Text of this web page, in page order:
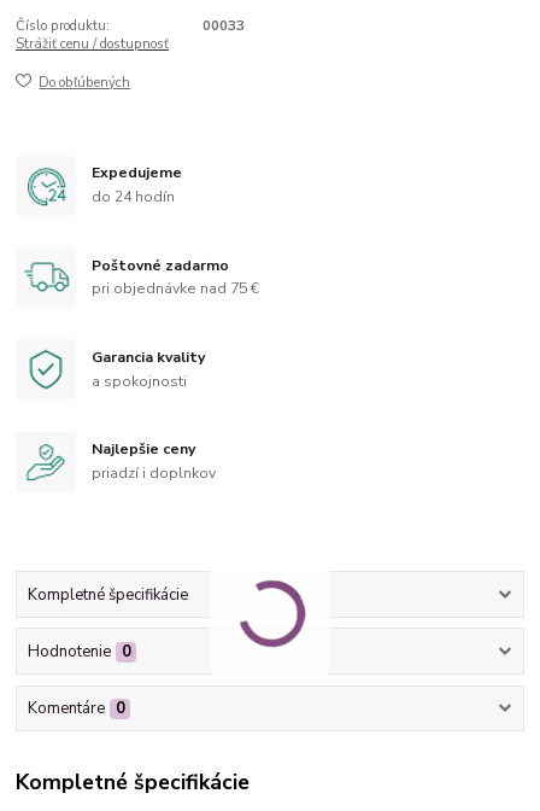
Číslo produktu:
00033
Strážiť cenu / dostupnosť
Do obľúbených
Expedujeme
do 24 hodín
Poštovné zadarmo
pri objednávke nad 75 €
Garancia kvality
a spokojnosti
Najlepšie ceny
priadzí i doplnkov
Kompletné špecifikácie
Hodnotenie 0
Komentáre 0
Kompletné špecifikácie